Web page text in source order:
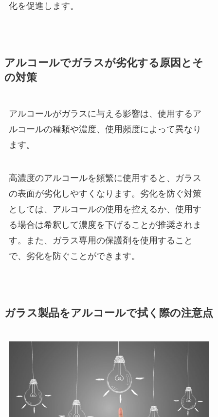
化を促進します。
アルコールでガラスが劣化する原因とそ
の対策
アルコールがガラスに与える影響は、使用するア
ルコールの種類や濃度、使用頻度によって異なり
ます。
高濃度のアルコールを頻繁に使用すると、ガラス
の表面が劣化しやすくなります。劣化を防ぐ対策
としては、アルコールの使用を控えるか、使用す
る場合は希釈して濃度を下げることが推奨されま
す。また、ガラス専用の保護剤を使用すること
で、劣化を防ぐことができます。
ガラス製品をアルコールで拭く際の注意点